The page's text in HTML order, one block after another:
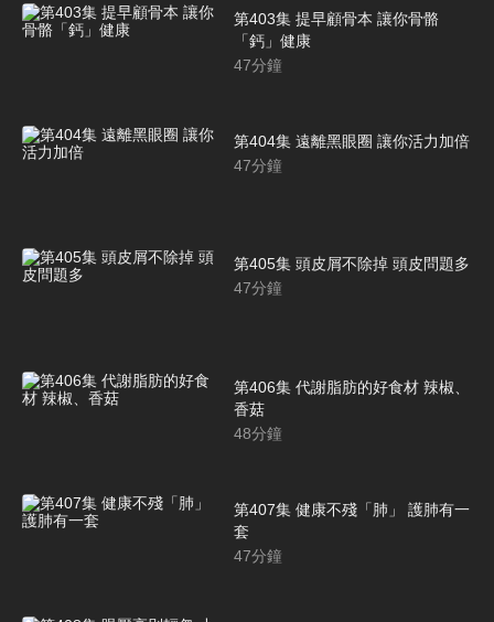
第403集 提早顧骨本 讓你骨骼
「鈣」健康
47分鐘
第404集 遠離黑眼圈 讓你活力加倍
47分鐘
第405集 頭皮屑不除掉 頭皮問題多
47分鐘
第406集 代謝脂肪的好食材 辣椒、
香菇
48分鐘
第407集 健康不殘「肺」 護肺有一
套
47分鐘